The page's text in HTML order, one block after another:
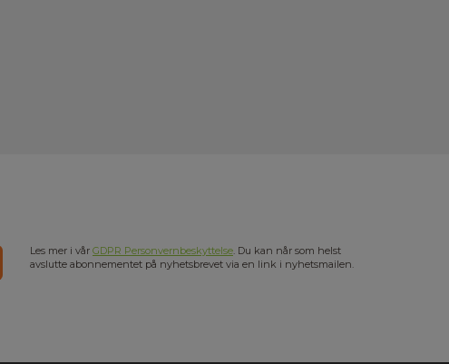
Les mer i vår GDPR Personvernbeskyttelse. Du kan når som helst
avslutte abonnementet på nyhetsbrevet via en link i nyhetsmailen.